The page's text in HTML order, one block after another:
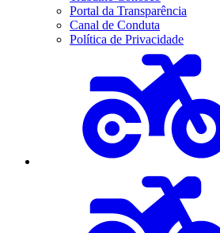
Portal da Transparência
Canal de Conduta
Política de Privacidade